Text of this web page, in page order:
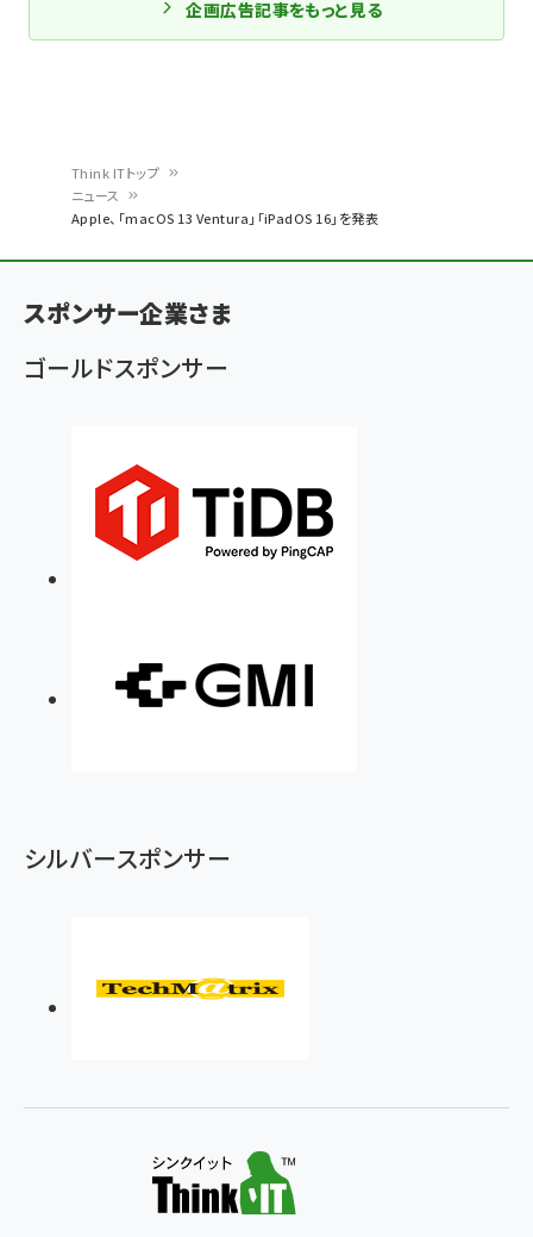
ン
く
ず
Think ITトップ
ニュース
Apple、「macOS 13 Ventura」「iPadOS 16」を発表
企画広告記事をもっと見る
スポンサー企業さま
ゴールドスポンサー
シルバースポンサー